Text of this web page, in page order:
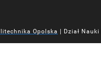
Opolska | Dział